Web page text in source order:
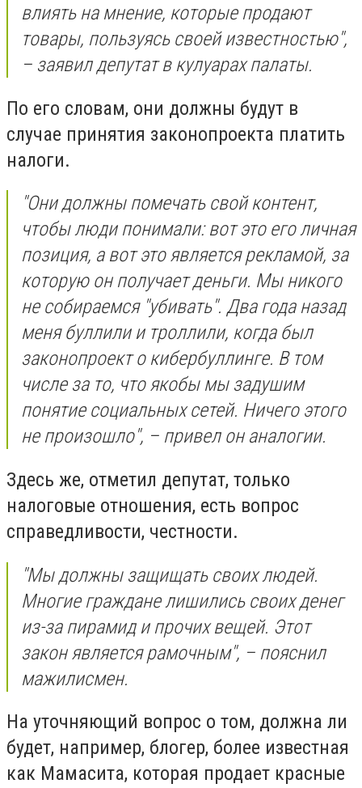
влиять на мнение, которые продают
товары, пользуясь своей известностью",
– заявил депутат в кулуарах палаты.
По его словам, они должны будут в
случае принятия законопроекта платить
налоги.
"Они должны помечать свой контент,
чтобы люди понимали: вот это его личная
позиция, а вот это является рекламой, за
которую он получает деньги. Мы никого
не собираемся "убивать". Два года назад
меня буллили и троллили, когда был
законопроект о кибербуллинге. В том
числе за то, что якобы мы задушим
понятие социальных сетей. Ничего этого
не произошло", – привел он аналогии.
Здесь же, отметил депутат, только
налоговые отношения, есть вопрос
справедливости, честности.
"Мы должны защищать своих людей.
Многие граждане лишились своих денег
из-за пирамид и прочих вещей. Этот
закон является рамочным", – пояснил
мажилисмен.
На уточняющий вопрос о том, должна ли
будет, например, блогер, более известная
как Мамасита, которая продает красные